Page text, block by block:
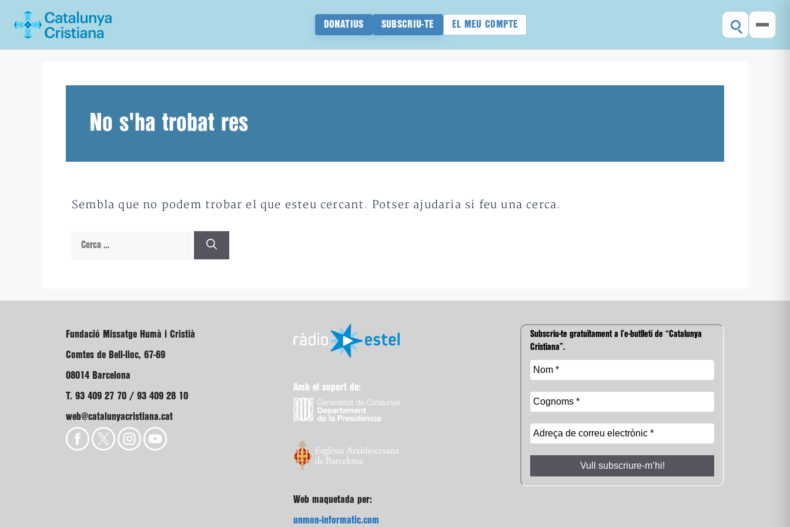
DONATIUS SUBSCRIU-TE EL MEU COMPTE
No s'ha trobat res
Sembla que no podem trobar el que esteu cercant. Potser ajudaria si feu una cerca.
Cerca:
Fundació Missatge Humà i Cristià
Comtes de Bell-lloc, 67-69
08014 Barcelona
T. 93 409 27 70 / 93 409 28 10
web@catalunyacristiana.cat
Amb el suport de:
Web maquetada per:
unmon-informatic.com
Subscriu-te gratuïtament a l’e-butlletí de “Catalunya
Cristiana”.